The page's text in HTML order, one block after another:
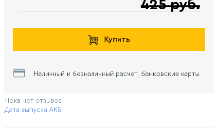
425 руб.
Купить
Наличный и безналичный расчет, банковские карты
Пока нет отзывов
Дата выпуска АКБ